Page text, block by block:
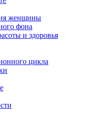
женщины
фона
и здоровья
цикла